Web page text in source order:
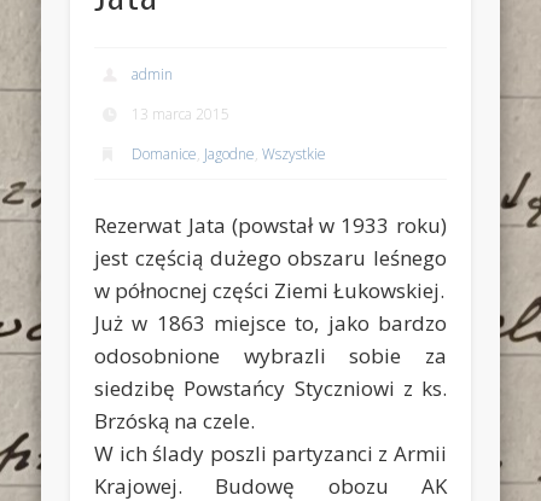
admin
13 marca 2015
Domanice, Jagodne,Wszystkie
Rezerwat Jata (powstał w 1933 roku)
jest częścią dużego obszaru leśnego
w północnej części Ziemi Łukowskiej.
Już w 1863 miejsce to, jako bardzo
odosobnione wybrazli sobie za
siedzibę Powstańcy Styczniowi z ks.
Brzóską na czele.
W ich ślady poszli partyzanci z Armii
Krajowej. Budowę obozu AK